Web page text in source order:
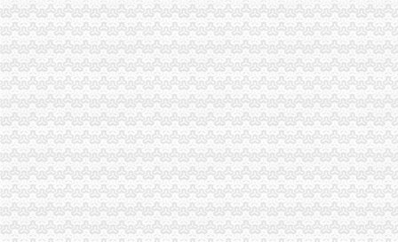
全市重庆分公司注销学校食品安全百日整行动取得三个成果
市重庆代办公司局监察室认真学习贯彻全国工商行政管理工作会议和全市经济
北部新区全面完成2010年微型企业发展任务
市重庆营业执照注销局召开信息化工作领导小组成员会议
市重庆营业执照注销局对2011年媒体广告监督管理工作提出要求
黔江局重庆税务注销五举措全力击雨雪冰冻灾害
北碚区区长龙华对北碚局重庆营业执照注销《工商专报》作出批示
云局南溪所“一清二促三控”重庆税务注销开展猪肉市场监管
南川局重庆分公司注销五举措化燃放烟花竹安全监管
潼南局四个“做好”重庆分公司注销积开展合同帮农
城口局重庆营业执照注销五措施应对雨雪冰冻灾害
江津局造“四个机制”重庆代办公司加食品安全监管
双桥局顺利通过重庆市重庆税务注销优秀卫生单位检查验收